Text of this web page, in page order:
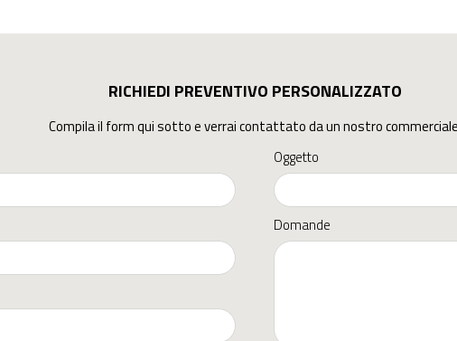
RICHIEDI PREVENTIVO PERSONALIZZATO
Compila il form qui sotto e verrai contattato da un nostro
Oggetto
Domande